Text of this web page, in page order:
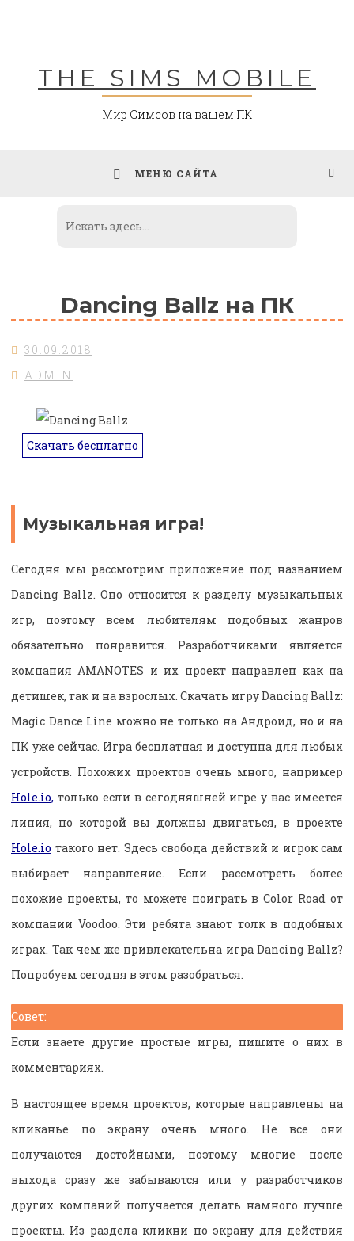
THE SIMS MOBILE
Мир Симсов на вашем ПК
МЕНЮ САЙТА
Dancing Ballz на ПК
30.09.2018
ADMIN
Скачать бесплатно
Музыкальная игра!
Сегодня мы рассмотрим приложение под названием
Dancing Ballz. Оно относится к разделу музыкальных
игр, поэтому всем любителям подобных жанров
обязательно понравится. Разработчиками является
компания AMANOTES и их проект направлен как на
детишек, так и на взрослых. Скачать игру Dancing Ballz:
Magic Dance Line можно не только на Андроид, но и на
ПК уже сейчас. Игра бесплатная и доступна для любых
устройств. Похожих проектов очень много, например
Hole.io, только если в сегодняшней игре у вас имеется
линия, по которой вы должны двигаться, в проекте
Hole.io такого нет. Здесь свобода действий и игрок сам
выбирает направление. Если рассмотреть более
похожие проекты, то можете поиграть в Color Road от
компании Voodoo. Эти ребята знают толк в подобных
играх. Так чем же привлекательна игра Dancing Ballz?
Попробуем сегодня в этом разобраться.
Совет:
Если знаете другие простые игры, пишите о них в
комментариях.
В настоящее время проектов, которые направлены на
кликанье по экрану очень много. Не все они
получаются достойными, поэтому многие после
выхода сразу же забываются или у разработчиков
других компаний получается делать намного лучше
проекты. Из раздела кликни по экрану для действия